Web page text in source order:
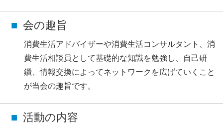
会の趣旨
消費生活アドバイザーや消費生活コンサルタント、消
費生活相談員として基礎的な知識を勉強し、自己研
鑽、情報交換によってネットワークを広げていくこと
が当会の趣旨です。
活動の内容